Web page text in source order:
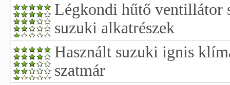
Légkondi hűtő ventillátor
suzuki alkatrészek
Használt suzuki ignis
szatmár